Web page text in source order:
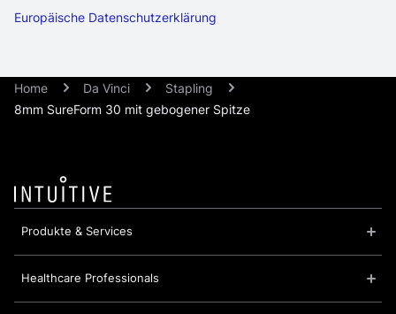
Europäische Datenschutzerklärung
Home Da Vinci
Stapling
8mm SureForm 30 mit gebogener Spitze
Produkte & Services
Healthcare Professionals